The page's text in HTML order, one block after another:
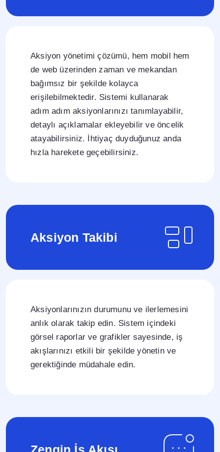
Aksiyon yönetimi çözümü, hem mobil hem
de web üzerinden zaman ve mekandan
bağımsız bir şekilde kolayca
erişilebilmektedir. Sistemi kullanarak
adım adım aksiyonlarınızı tanımlayabilir,
detaylı açıklamalar ekleyebilir ve öncelik
atayabilirsiniz. İhtiyaç duyduğunuz anda
hızla harekete geçebilirsiniz.
Aksiyonlarınızın durumunu ve ilerlemesini
anlık olarak takip edin. Sistem içindeki
görsel raporlar ve grafikler sayesinde, iş
akışlarınızı etkili bir şekilde yönetin ve
gerektiğinde müdahale edin.
Aksiyon Takibi